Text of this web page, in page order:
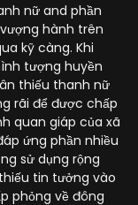
nữ and phần
hành trên
kỹ càng. Khi
tượng huyền
thiếu thanh nữ
rãi để được chấp
quan giáp của xã
ứng phần nhiều
sử dụng rộng
tin tưởng vào
phỏng về đông